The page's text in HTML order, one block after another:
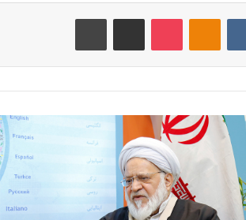
پاکت اشتراک گذاری از طریق ایمیل